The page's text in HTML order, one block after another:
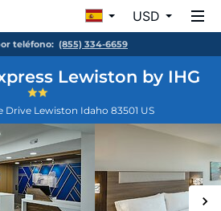
USD
teléfono: (855) 334-6659
Lewiston by IHG
Drive Lewiston Idaho 83501 US